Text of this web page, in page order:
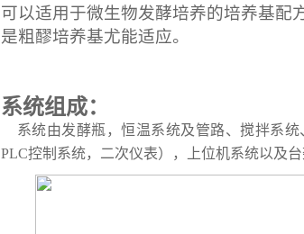
可以适用于微生物发酵培养的培养基配
是粗醪培养基尤能适应。
系统组成：
系统由发酵瓶，恒温系统及管路、搅拌系统
PLC控制系统，二次仪表），上位机系统以及台